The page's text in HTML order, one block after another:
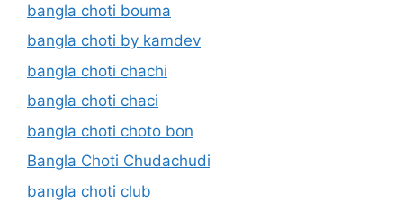
bangla choti bouma
bangla choti by kamdev
bangla choti chachi
bangla choti chaci
bangla choti choto bon
Bangla Choti Chudachudi
bangla choti club